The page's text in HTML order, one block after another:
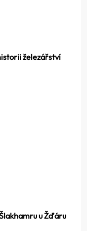
železářství
u Žďáru